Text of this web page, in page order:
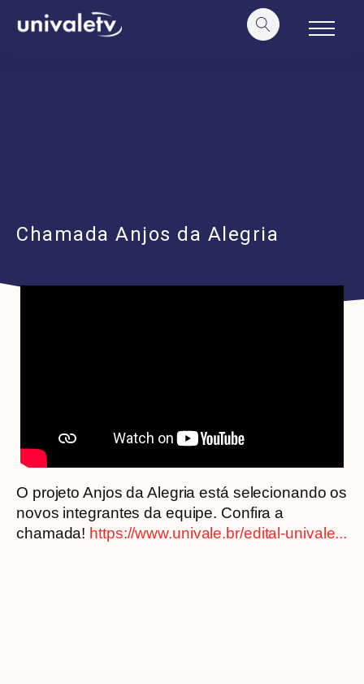
conteúdo
Chamada Anjos da Alegria
O projeto Anjos da Alegria está selecionando os
novos integrantes da equipe. Confira a
chamada! https://www.univale.br/edital-univale...